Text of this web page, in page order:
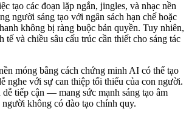
tạo các đoạn lặp ngắn, jingles, và nhạc nền
người sáng tạo với ngân sách hạn chế hoặc
không bị ràng buộc bản quyền. Tuy nhiên,
tế và chiều sâu cấu trúc cần thiết cho sáng tác
móng bằng cách chứng minh AI có thể tạo
nghe với sự can thiệp tối thiểu của con người.
tiếp cận — mang sức mạnh sáng tạo âm
không có đào tạo chính quy.